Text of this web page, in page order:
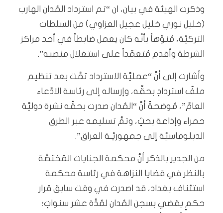
وذكرت الهيئة في بيان، ان “تم استرداد المُدان الهارب
(خليل نوري خليل عجيل العزاوي) من السلطات
التركيَّة، مُنوّهاً بأنَّه كان يعمل ضابطاً في أحد مراكز
الشرطة وأقدم مُتعمّداً على استغلال منصبه”.
وأشارت إلى أنَّ “عمليَّة الاسترداد تمَّت بعد تنظيم
ملفّ استردادٍ بحقِّه، وإرساله إلى رئاسة الادّعاء
العامّ”، مُوضحةً أنَّ “المُدان صدرت بحقّه نشرة دوليَّة
حمراء وإذاعة بحثٍ، وتمَّ تسليمه عبر الطرق
الدبلوماسيَّة إلى جمهوريَّـة العراق”.
من الجدير بالذكر أنَّ محكمة الجنايات المُختصَّة
بالنظر في قضايا النزاهة في رئاسة محكمة
استئناف بغداد، قد اصدرت في وقت سابق قرار
حكمٍ يقضي بسجن المُدان لمُدَّة عشر سنواتٍ؛